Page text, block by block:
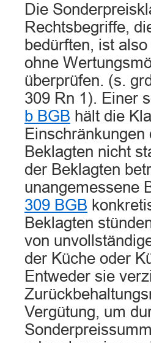
Die
Rechtsbegriffe,
bedürften, ist
ohne
überprüfen. (s.
309 Rn 1). Einer
b BGB hält die
Beklagten nicht
der Beklagten
unangemessene
309 BGB
Beklagten
von
der Küche oder
Entweder sie
Vergütung, um